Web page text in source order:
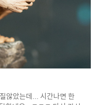
않았는데... 시간나면 한